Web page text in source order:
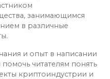
занимающимся
в различные
и опыт в написании
помочь читателям понять
криптоиндустрии и